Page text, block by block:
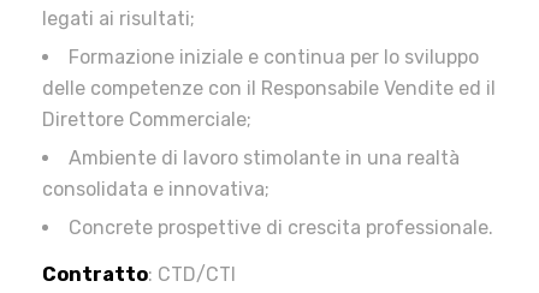
legati ai risultati;
Formazione iniziale e continua per lo sviluppo
delle competenze con il Responsabile Vendite ed il
Direttore Commerciale;
Ambiente di lavoro stimolante in una realtà
consolidata e innovativa;
Concrete prospettive di crescita professionale.
Contratto: CTD/CTI